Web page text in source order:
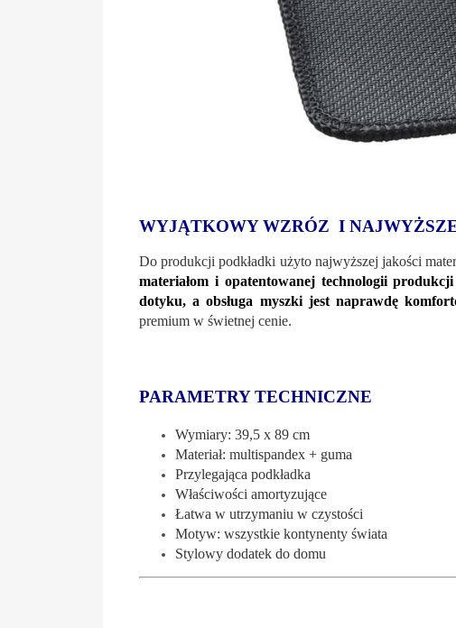
WYJĄTKOWY WZRÓZ I
Do produkcji podkładki użyto najwyższej jakości
materiałom i opatentowanej technologii
dotyku, a obsługa myszki jest naprawdę
premium w świetnej cenie.
PARAMETRY TECHNICZNE
Wymiary: 39,5 x 89 cm
Materiał: multispandex + guma
Przylegająca podkładka
Właściwości amortyzujące
Łatwa w utrzymaniu w czystości
Motyw: wszystkie kontynenty świata
Stylowy dodatek do domu